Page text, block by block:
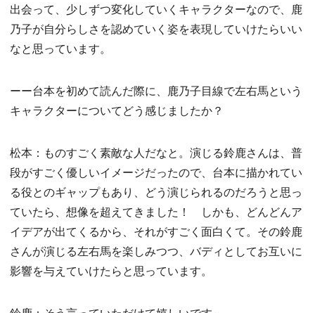
出会って、少しずつ変化していくキャラクターなので、鹿
乃子が自分らしさを認めていく姿を表現していけたらいい
なと思っています。
ーー台本を初めて読んだ際に、鹿乃子目線で左右馬という
キャラクターについてどう感じましたか？
松本：ものすごく素敵な人だなと。演じる鈴鹿さんは、普
段がすごく優しいイメージだったので、台本に描かれてい
る役とのギャップもあり、どう演じられるのだろうと思っ
ていたら、想像を超えてきました！ しかも、どんどんア
イデアが出てくるから、それがすごく面白くて。その鈴鹿
さんが演じる左右馬を楽しみつつ、バディとしてお互いに
影響を与えていけたらと思っています。